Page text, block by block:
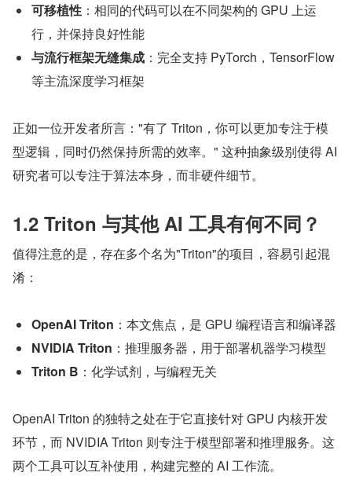
可移植性 ：相同的代码可以在不同架构的 GPU 上运
行，并保持良好性能
与流行框架无缝集成 ：完全支持 PyTorch，TensorFlow
等主流深度学习框架
正如一位开发者所言："有了 Triton，你可以更加专注于模
型逻辑，同时仍然保持所需的效率。" 这种抽象级别使得 AI
研究者可以专注于算法本身，而非硬件细节。
1.2 Triton 与其他 AI 工具有何不同？
值得注意的是，存在多个名为"Triton"的项目，容易引起混
淆：
OpenAI Triton ：本文焦点，是 GPU 编程语言和编译器
NVIDIA Triton ：推理服务器，用于部署机器学习模型
Triton B ：化学试剂，与编程无关
OpenAI Triton 的独特之处在于它直接针对 GPU 内核开发
环节，而 NVIDIA Triton 则专注于模型部署和推理服务。这
两个工具可以互补使用，构建完整的 AI 工作流。